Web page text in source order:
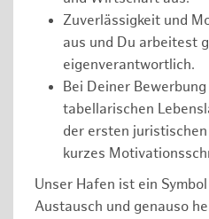
Zuverlässigkeit und
aus und Du arbeitest
eigenverantwortlich.
Bei Deiner
tabellarischen
der ersten
kurzes
Unser Hafen ist ein
Austausch und genauso